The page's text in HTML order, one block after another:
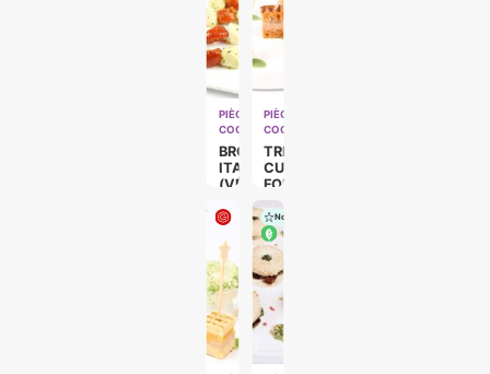
PIÈCES
COCKTAILS
BROCHETTE
ITALIENNE
(VÉGÉ)
PIÈCES
COCKTAILS
TRESOR
CUBE
FOIE
GRAS
Nouveau